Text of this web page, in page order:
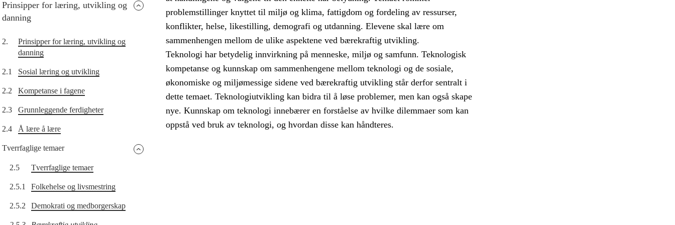
Prinsipper for læring, utvikling og
danning
2.
Prinsipper for læring, utvikling og
danning
2.1 Sosial læring og utvikling
2.2 Kompetanse i fagene
2.3 Grunnleggende ferdigheter
2.4 Å lære å lære
Tverrfaglige temaer
2.5 Tverrfaglige temaer
2.5.1 Folkehelse og livsmestring
2.5.2 Demokrati og medborgerskap
problemstillinger knyttet til miljø og klima, fattigdom og fordeling av ressurser,
konflikter, helse, likestilling, demografi og utdanning. Elevene skal lære om
sammenhengen mellom de ulike aspektene ved bærekraftig utvikling.
Teknologi har betydelig innvirkning på menneske, miljø og samfunn. Teknologisk
kompetanse og kunnskap om sammenhengene mellom teknologi og de sosiale,
økonomiske og miljømessige sidene ved bærekraftig utvikling står derfor sentralt i
dette temaet. Teknologiutvikling kan bidra til å løse problemer, men kan også skape
nye. Kunnskap om teknologi innebærer en forståelse av hvilke dilemmaer som kan
oppstå ved bruk av teknologi, og hvordan disse kan håndteres.